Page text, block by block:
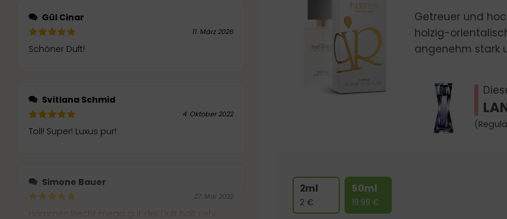
Gül Cinar
11. März 2026
Schöner Duft!
Svitlana Schmid
4. Oktober 2022
Toll! Super! Luxus pur!
Simone Bauer
27. Mai 2022
Getreuer und
holzig-
angenehm stark
2ml
2 €
50ml
19.99 €